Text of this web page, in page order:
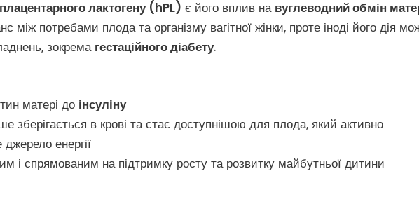
плацентарного лактогену (hPL) є його вплив на вуглеводний обмін
між потребами плода та організму вагітної жінки, проте іноді його дія
зокрема гестаційного діабету.
матері до інсуліну
зберігається в крові та стає доступнішою для плода, який активно
джерело енергії
і спрямованим на підтримку росту та розвитку майбутньої дитини